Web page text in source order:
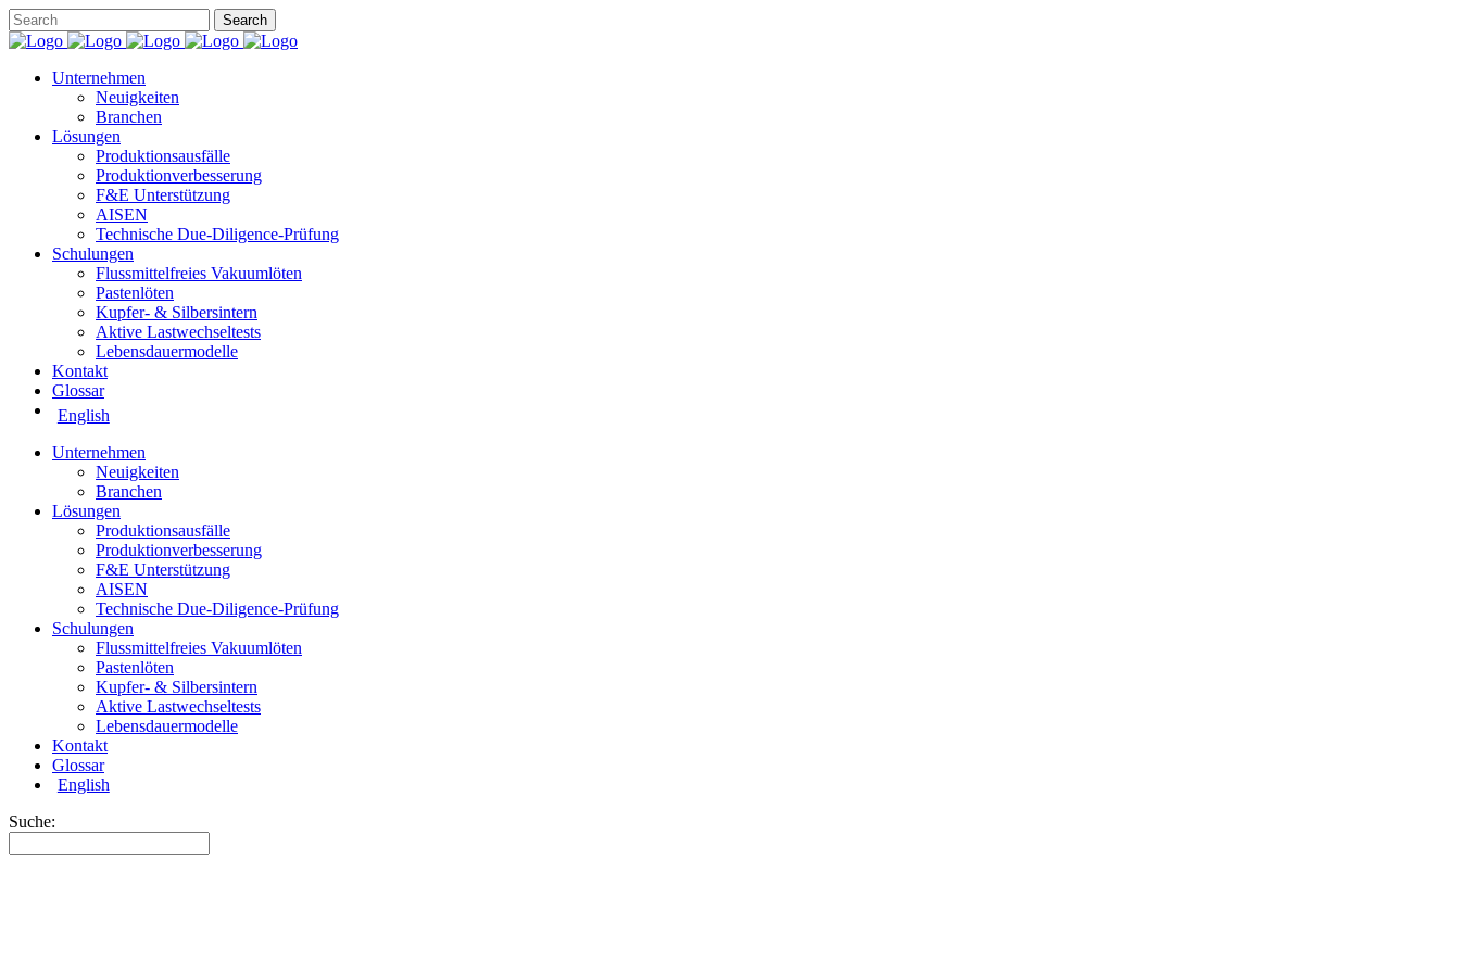
Unternehmen
Neuigkeiten
Branchen
Lösungen
Produktionsausfälle
Produktionverbesserung
F&E Unterstützung
AISEN
Technische Due-Diligence-Prüfung
Schulungen
Flussmittelfreies Vakuumlöten
Pastenlöten
Kupfer- & Silbersintern
Aktive Lastwechseltests
Lebensdauermodelle
Kontakt
Glossar
English
Unternehmen
Neuigkeiten
Branchen
Lösungen
Produktionsausfälle
Produktionverbesserung
F&E Unterstützung
AISEN
Technische Due-Diligence-Prüfung
Schulungen
Flussmittelfreies Vakuumlöten
Pastenlöten
Kupfer- & Silbersintern
Aktive Lastwechseltests
Lebensdauermodelle
Kontakt
Glossar
English
Suche: